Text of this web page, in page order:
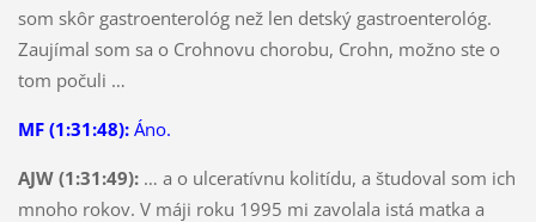
som skôr gastroenterológ než len detský gastroenterológ.
Zaujímal som sa o Crohnovu chorobu, Crohn, možno ste o
tom počuli …
MF (1:31:48):Áno.
AJW (1:31:49):… a o ulceratívnu kolitídu, a študoval som ich
mnoho rokov. V máji roku 1995 mi zavolala istá matka a